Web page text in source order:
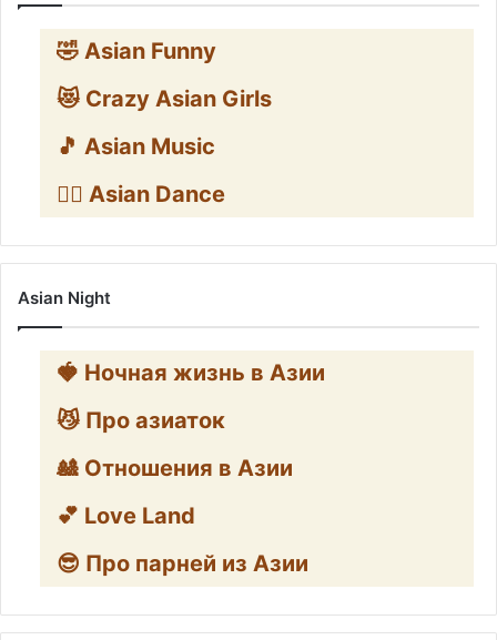
🤣 Asian Funny
😻 Crazy Asian Girls
🎵 Asian Music
👯‍♀️ Asian Dance
Asian Night
🍓 Ночная жизнь в Азии
😼 Про азиаток
🎎 Отношения в Азии
💕 Love Land
😎 Про парней из Азии